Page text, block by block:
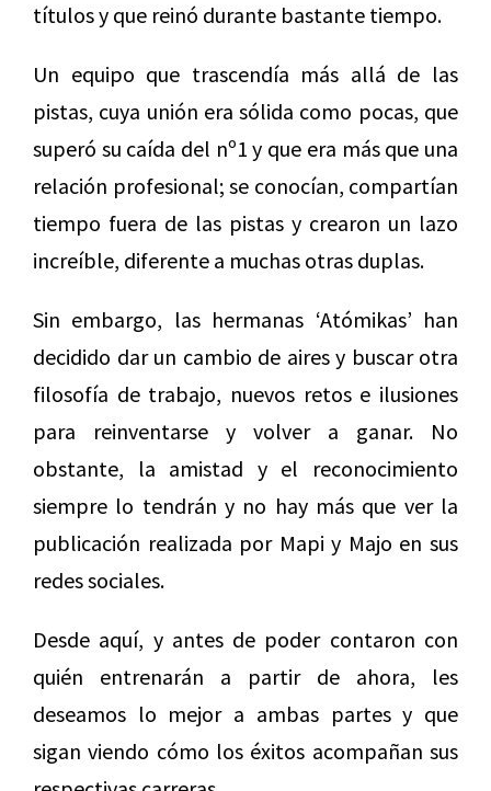
títulos y que reinó durante bastante tiempo.
Un equipo que trascendía más allá de las
pistas, cuya unión era sólida como pocas, que
superó su caída del nº1 y que era más que una
relación profesional; se conocían, compartían
tiempo fuera de las pistas y crearon un lazo
increíble, diferente a muchas otras duplas.
Sin embargo, las hermanas ‘Atómikas’ han
decidido dar un cambio de aires y buscar otra
filosofía de trabajo, nuevos retos e ilusiones
para reinventarse y volver a ganar. No
obstante, la amistad y el reconocimiento
siempre lo tendrán y no hay más que ver la
publicación realizada por Mapi y Majo en sus
redes sociales.
Desde aquí, y antes de poder contaron con
quién entrenarán a partir de ahora, les
deseamos lo mejor a ambas partes y que
sigan viendo cómo los éxitos acompañan sus